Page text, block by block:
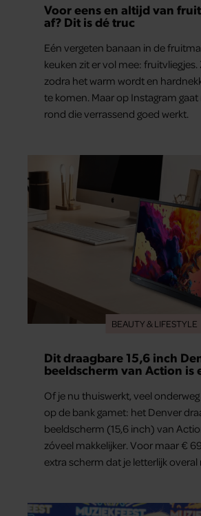
Voor eens en altijd van
af? Dit is dé truc
Eén vergeten banaan in de
keuken zit er vol mee:
zodra het warm wordt en
te komen. Maar op Instagram
rond die verrassend goed werkt.
BEAUTY & LIFESTYLE
Dit draagbare 15,6 inch
beeldscherm van Action is
binge-watchers
Of je nu thuiswerkt, veel
op de bank gamet: het Denver
beeldscherm (15,6 inch) van
zóveel makkelijker. Voor maar €
extra scherm dat je letterlijk overal